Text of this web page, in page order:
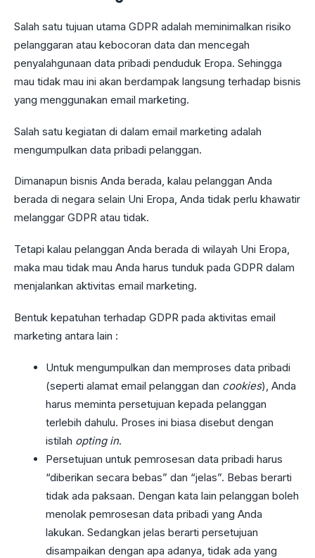
Salah satu tujuan utama GDPR adalah meminimalkan risiko
pelanggaran atau kebocoran data dan mencegah
penyalahgunaan data pribadi penduduk Eropa. Sehingga
mau tidak mau ini akan berdampak langsung terhadap bisnis
yang menggunakan email marketing.
Salah satu kegiatan di dalam email marketing adalah
mengumpulkan data pribadi pelanggan.
Dimanapun bisnis Anda berada, kalau pelanggan Anda
berada di negara selain Uni Eropa, Anda tidak perlu khawatir
melanggar GDPR atau tidak.
Tetapi kalau pelanggan Anda berada di wilayah Uni Eropa,
maka mau tidak mau Anda harus tunduk pada GDPR dalam
menjalankan aktivitas email marketing.
Bentuk kepatuhan terhadap GDPR pada aktivitas email
marketing antara lain :
Untuk mengumpulkan dan memproses data pribadi
(seperti alamat email pelanggan dan cookies), Anda
harus meminta persetujuan kepada pelanggan
terlebih dahulu. Proses ini biasa disebut dengan
istilah opting in.
Persetujuan untuk pemrosesan data pribadi harus
“diberikan secara bebas” dan “jelas”. Bebas berarti
tidak ada paksaan. Dengan kata lain pelanggan boleh
menolak pemrosesan data pribadi yang Anda
lakukan. Sedangkan jelas berarti persetujuan
disampaikan dengan apa adanya, tidak ada yang